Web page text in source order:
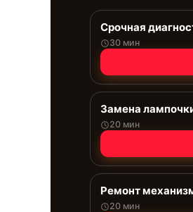
Срочная
30 мин
Замена
20 мин
Ремонт
20 мин